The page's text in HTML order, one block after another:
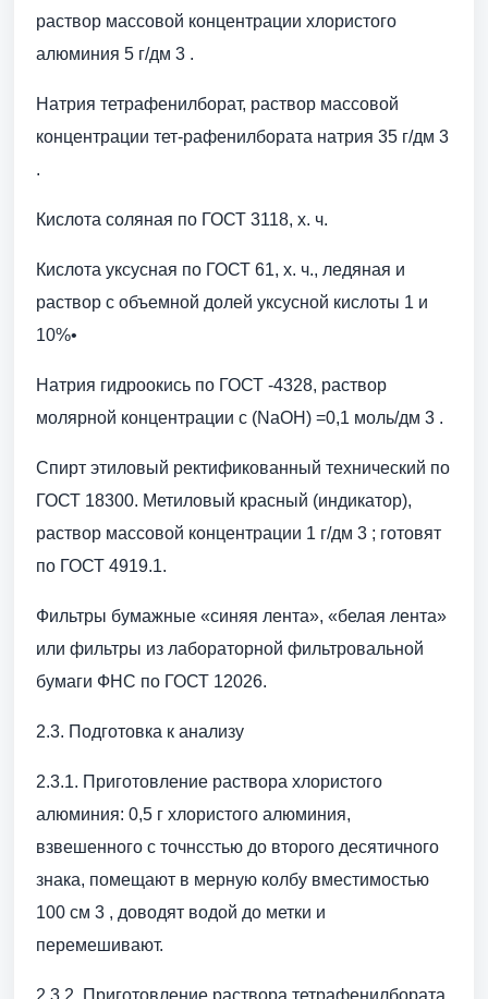
раствор массовой концентрации хлористого
алюминия 5 г/дм 3 .
Натрия тетрафенилборат, раствор массовой
концентрации тет-рафенилбората натрия 35 г/дм 3
.
Кислота соляная по ГОСТ 3118, х. ч.
Кислота уксусная по ГОСТ 61, х. ч., ледяная и
раствор с объемной долей уксусной кислоты 1 и
10%•
Натрия гидроокись по ГОСТ -4328, раствор
молярной концентрации с (NaOH) =0,1 моль/дм 3 .
Спирт этиловый ректификованный технический по
ГОСТ 18300. Метиловый красный (индикатор),
раствор массовой концентрации 1 г/дм 3 ; готовят
по ГОСТ 4919.1.
Фильтры бумажные «синяя лента», «белая лента»
или фильтры из лабораторной фильтровальной
бумаги ФНС по ГОСТ 12026.
2.3. Подготовка к анализу
2.3.1. Приготовление раствора хлористого
алюминия: 0,5 г хлористого алюминия,
взвешенного с точнсстью до второго десятичного
знака, помещают в мерную колбу вместимостью
100 см 3 , доводят водой до метки и
перемешивают.